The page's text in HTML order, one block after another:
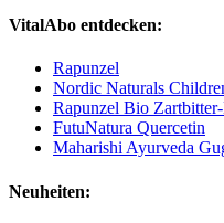
VitalAbo entdecken:
Rapunzel
Nordic Naturals
Rapunzel Bio
FutuNatura Quercetin
Maharishi Ayurveda
Neuheiten: